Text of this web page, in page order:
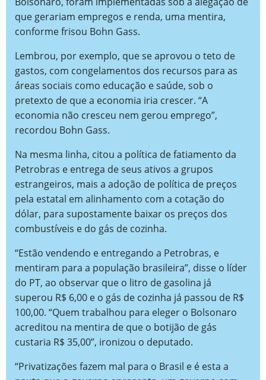
que gerariam empregos e renda, uma mentira,
conforme frisou Bohn Gass.
Lembrou, por exemplo, que se aprovou o teto de
gastos, com congelamentos dos recursos para as
áreas sociais como educação e saúde, sob o
pretexto de que a economia iria crescer. “A
economia não cresceu nem gerou emprego”,
recordou Bohn Gass.
Na mesma linha, citou a política de fatiamento da
Petrobras e entrega de seus ativos a grupos
estrangeiros, mais a adoção de política de preços
pela estatal em alinhamento com a cotação do
dólar, para supostamente baixar os preços dos
combustíveis e do gás de cozinha.
“Estão vendendo e entregando a Petrobras, e
mentiram para a população brasileira”, disse o líder
do PT, ao observar que o litro de gasolina já
superou R$ 6,00 e o gás de cozinha já passou de R$
100,00. “Quem trabalhou para eleger o Bolsonaro
acreditou na mentira de que o botijão de gás
custaria R$ 35,00”, ironizou o deputado.
“Privatizações fazem mal para o Brasil e é esta a